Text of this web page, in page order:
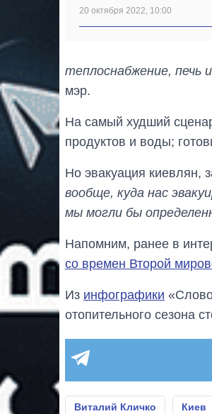
20 октября 2022, 10:00
теплоснабжение, печь
мэр.
На самый худший
продуктов и воды;
Но эвакуация киевлян,
вообще, куда нас
мы могли бы
Напомним, ранее в
со времен Второй
Из инфографики
отопительного сезона
Виталий Кличко Киев